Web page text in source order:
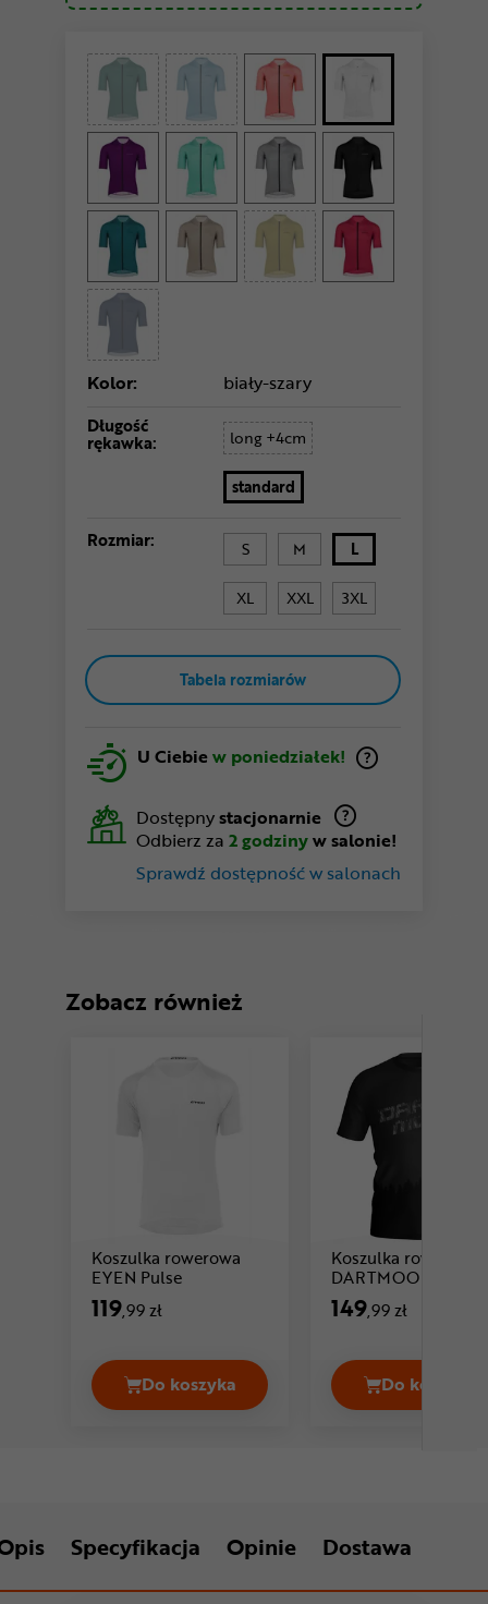
Kolor: biały-szary
Długość
rękawka: long +4cm
standard
Rozmiar: S M L
XL XXL 3XL
Tabela rozmiarów
U Ciebiew poniedziałek!
Dostępnystacjonarnie
Odbierz za 2 godzinyw salonie!
Sprawdź dostępność w salonach
Zobacz również
Koszulka rowerowa
EYEN Pulse
119,99 zł
Do koszyka
Koszulka rowerowa EYEN Pulse Cena
Koszulka rowerowa
DARTMOOR
Blackwoods
149,99 zł
Do koszyka
Specyfikacja Opinie Dostawa